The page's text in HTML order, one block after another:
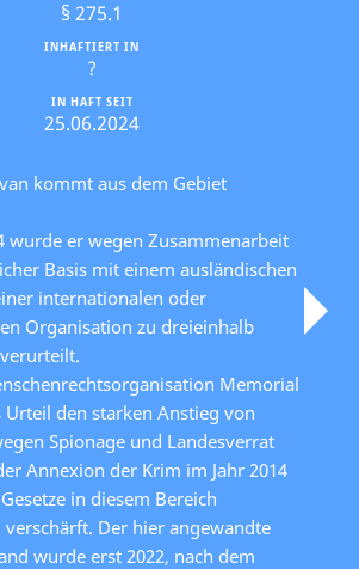
IN HAFT SEIT
25.06.2024
INHAFTIERT IN
?
§ 275.1
kommt aus dem Gebiet
wurde er wegen Zusammenarbeit
Basis mit einem ausländischen
internationalen oder
Organisation zu dreieinhalb
Memorial
Urteil den starken Anstieg von
Spionage und Landesverrat
Annexion der Krim im Jahr 2014
in diesem Bereich
Der hier angewandte
wurde erst 2022, nach dem